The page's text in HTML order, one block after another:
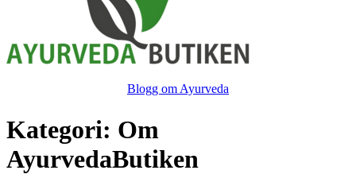
Blogg om Ayurveda
Kategori: Om
AyurvedaButiken